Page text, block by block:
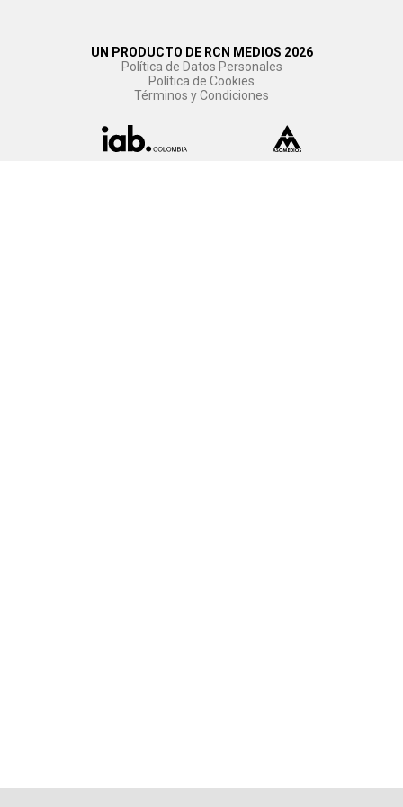
UN PRODUCTO DE RCN MEDIOS 2026
Política de Datos Personales
Política de Cookies
Términos y Condiciones